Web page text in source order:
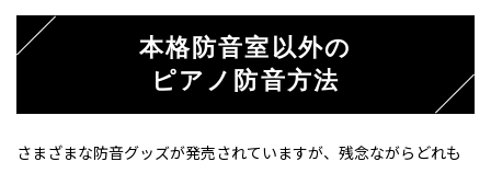
本格防音室以外の
ピアノ防音方法
さまざまな防音グッズが発売されていますが、残念ながらどれも